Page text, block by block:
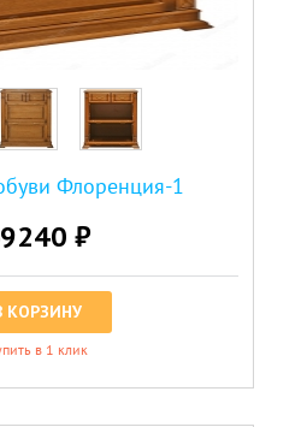
Флоренция-1
₽
КОРЗИНУ
в 1 клик